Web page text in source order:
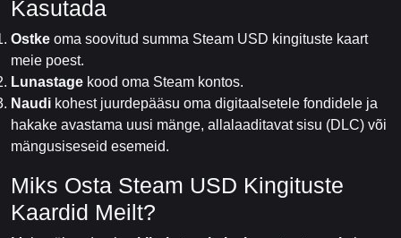
Kasutada
Ostke oma soovitud summa Steam USD kingituste kaart
meie poest.
Lunastage kood oma Steam kontos.
Naudi kohest juurdepääsu oma digitaalsetele fondidele ja
hakake avastama uusi mänge, allalaaditavat sisu (DLC) või
mängusiseseid esemeid.
Miks Osta Steam USD Kingituste
Kaardid Meilt?